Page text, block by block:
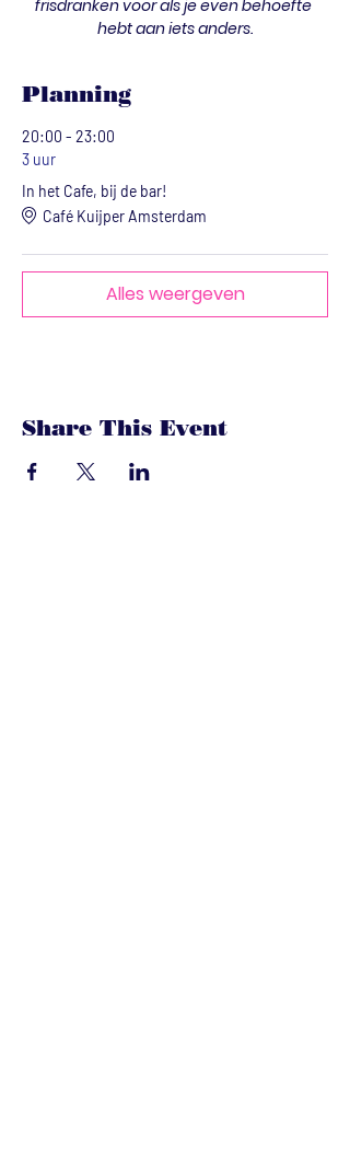
frisdranken voor als je even behoefte
hebt aan iets anders.
Planning
20:00 - 23:00
3 uur
In het Cafe, bij de bar!
Café Kuijper Amsterdam
Alles weergeven
Share This Event